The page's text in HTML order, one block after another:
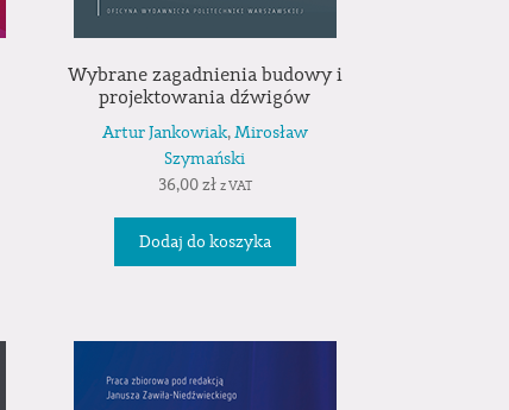
Wybrane zagadnienia budowy i
projektowania dźwigów
Artur Jankowiak,Mirosław
Szymański
36,00zł z VAT
Dodaj do koszyka